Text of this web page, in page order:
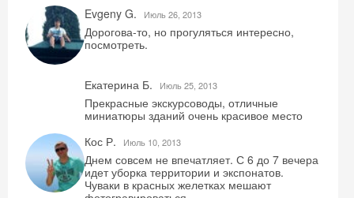
Evgeny G. Июль 26, 2013
Дорогова-то, но прогуляться интересно,
посмотреть.
Екатерина Б. Июль 25, 2013
Прекрасные экскурсоводы, отличные
миниатюры зданий очень красивое место
Кос Р.
Июль 10, 2013
Днем совсем не впечатляет. С 6 до 7 вечера
идет уборка территории и экспонатов.
Чуваки в красных желетках мешают